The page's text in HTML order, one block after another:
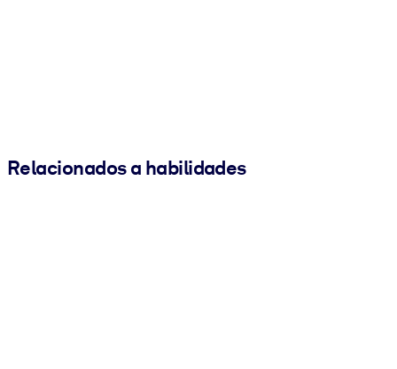
Relacionados a habilidades